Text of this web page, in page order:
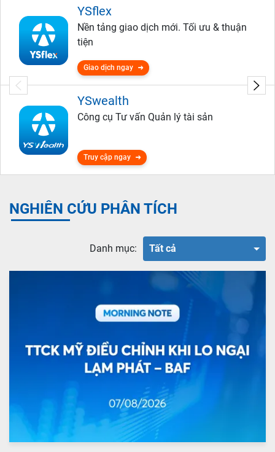
YSflex
Nền tảng giao dịch mới. Tối ưu & thuận
tiện
Giao dịch ngay
YSwealth
Công cụ Tư vấn Quản lý tài sản
Truy cập ngay
NGHIÊN CỨU PHÂN TÍCH
Danh mục: Tất cả